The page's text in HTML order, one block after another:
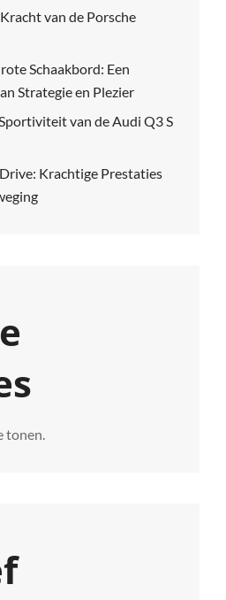
van de Porsche
Schaakbord: Een
Strategie en Plezier
van de Audi Q3 S
Krachtige Prestaties
tonen.